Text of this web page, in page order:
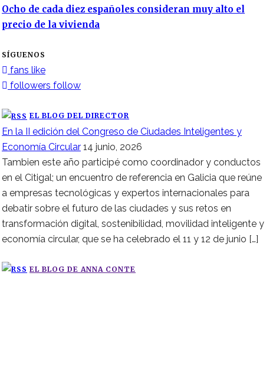
Ocho de cada diez españoles consideran muy alto el
precio de la vivienda
SÍGUENOS
fans like
followers follow
EL BLOG DEL DIRECTOR
En la II edición del Congreso de Ciudades Inteligentes y
Economía Circular 14 junio, 2026
Tambien este año participé como coordinador y conductos
en el Citigal; un encuentro de referencia en Galicia que reúne
a empresas tecnológicas y expertos internacionales para
debatir sobre el futuro de las ciudades y sus retos en
transformación digital, sostenibilidad, movilidad inteligente y
economía circular, que se ha celebrado el 11 y 12 de junio […]
EL BLOG DE ANNA CONTE